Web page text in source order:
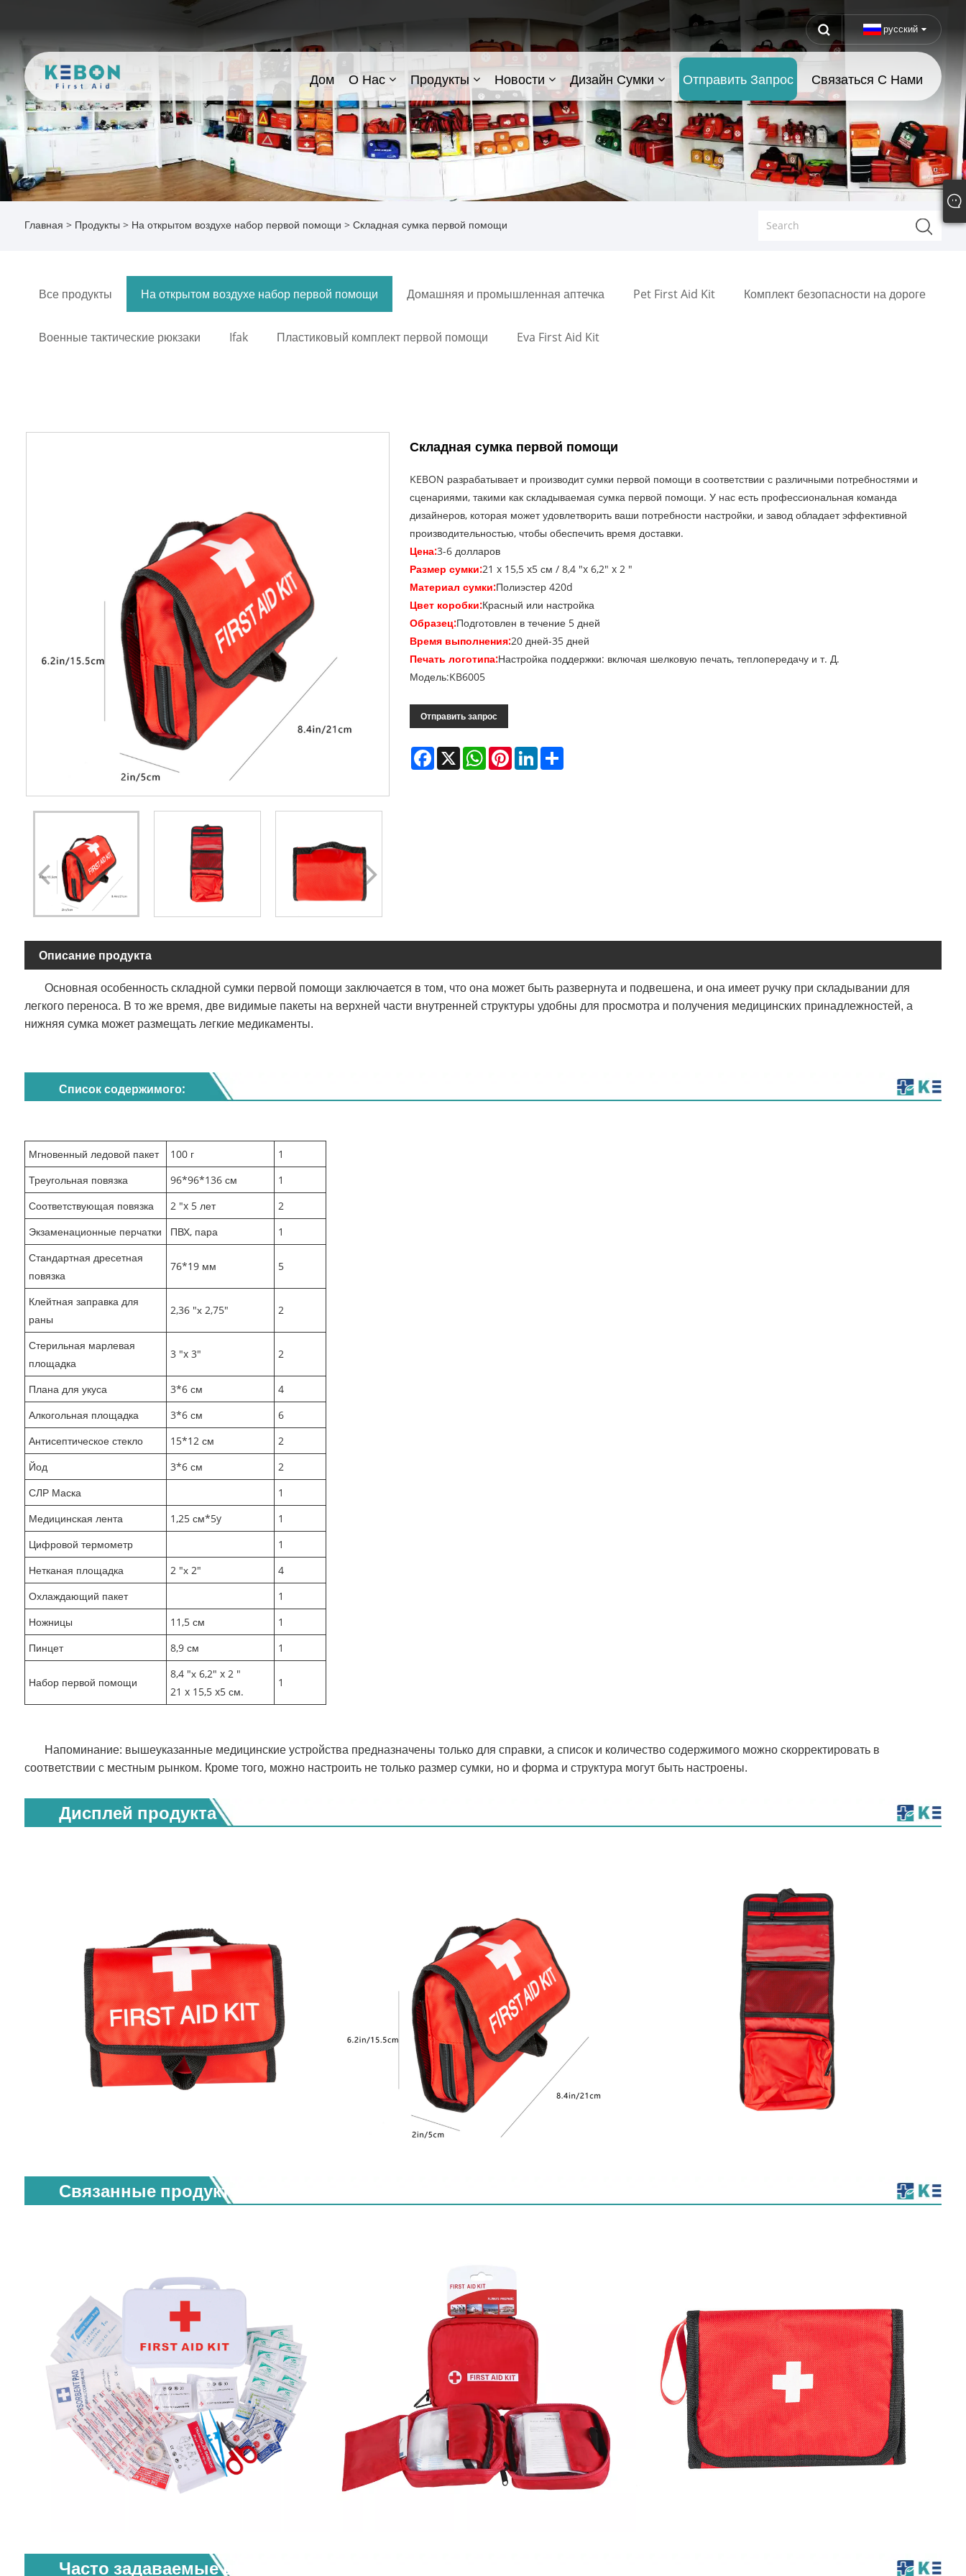
русский
Дом О Нас Продукты Новости Дизайн Сумки Отправить Запрос Связаться С Нами
Главная > Продукты > На открытом воздухе набор первой помощи > Складная сумка первой помощи
Все продукты На открытом воздухе набор первой помощи Домашняя и промышленная аптечка Pet First Aid Kit Комплект безопасности на дороге
Военные тактические рюкзаки Ifak Пластиковый комплект первой помощи Eva First Aid Kit
Складная сумка первой помощи
KEBON разрабатывает и производит сумки первой помощи в соответствии с различными потребностями и
сценариями, такими как складываемая сумка первой помощи. У нас есть профессиональная команда
дизайнеров, которая может удовлетворить ваши потребности настройки, и завод обладает эффективной
производительностью, чтобы обеспечить время доставки.
Цена:3-6 долларов
Размер сумки:21 x 15,5 x5 см / 8,4 "x 6,2" x 2 "
Материал сумки:Полиэстер 420d
Цвет коробки:Красный или настройка
Образец:Подготовлен в течение 5 дней
Время выполнения:20 дней-35 дней
Печать логотипа:Настройка поддержки: включая шелковую печать, теплопередачу и т. Д.
Модель:KB6005
Отправить запрос
Facebook
X WhatsAppPinterestLinkedInShare
Описание продукта
Основная особенность складной сумки первой помощи заключается в том, что она может быть развернута и подвешена, и она имеет ручку при складывании для
легкого переноса. В то же время, две видимые пакеты на верхней части внутренней структуры удобны для просмотра и получения медицинских принадлежностей, а
нижняя сумка может размещать легкие медикаменты.
Список содержимого:
Мгновенный ледовой пакет 100 г
1
Треугольная повязка
96*96*136 см
1
Соответствующая повязка
2 "x 5 лет
2
Экзаменационные перчатки
ПВХ, пара
1
Стандартная дресетная
повязка
76*19 мм 5
Клейтная заправка для
раны
2,36 "х 2,75" 2
Стерильная марлевая
площадка
3 "x 3" 2
Плана для укуса 3*6 см
4
Алкогольная площадка
3*6 см
6
Антисептическое стекло
15*12 см
2
Йод
3*6 см
2
СЛР Маска
1
Медицинская лента
1,25 см*5y
1
Цифровой термометр
1
Нетканая площадка
2 "х 2"
4
Охлаждающий пакет
1
Ножницы
11,5 см
1
Пинцет
8,9 см 1
Набор первой помощи
8,4 "х 6,2" x 2 "
21 x 15,5 x5 см.
1
Напоминание: вышеуказанные медицинские устройства предназначены только для справки, а список и количество содержимого можно скорректировать в
соответствии с местным рынком. Кроме того, можно настроить не только размер сумки, но и форма и структура могут быть настроены.
Дисплей продукта
Связанные продукты
Часто задаваемые вопросы